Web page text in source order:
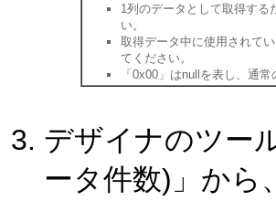
1列のデータとして取得する
い。
取得データ中に使用されて
てください。
「0x00」はnullを表し、通
デザイナのツー
ータ件数)」から